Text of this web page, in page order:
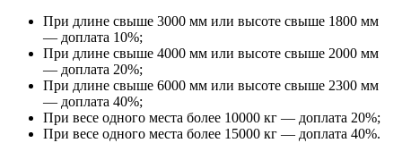
При длине свыше 3000 мм или высоте свыше 1800 мм
— доплата 10%;
При длине свыше 4000 мм или высоте свыше 2000 мм
— доплата 20%;
При длине свыше 6000 мм или высоте свыше 2300 мм
— доплата 40%;
При весе одного места более 10000 кг — доплата 20%;
При весе одного места более 15000 кг — доплата 40%.